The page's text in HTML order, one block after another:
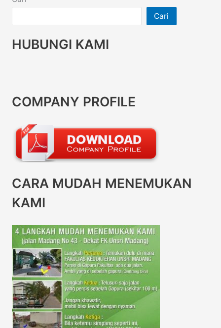
Cari
HUBUNGI KAMI
COMPANY PROFILE
CARA MUDAH MENEMUKAN
KAMI